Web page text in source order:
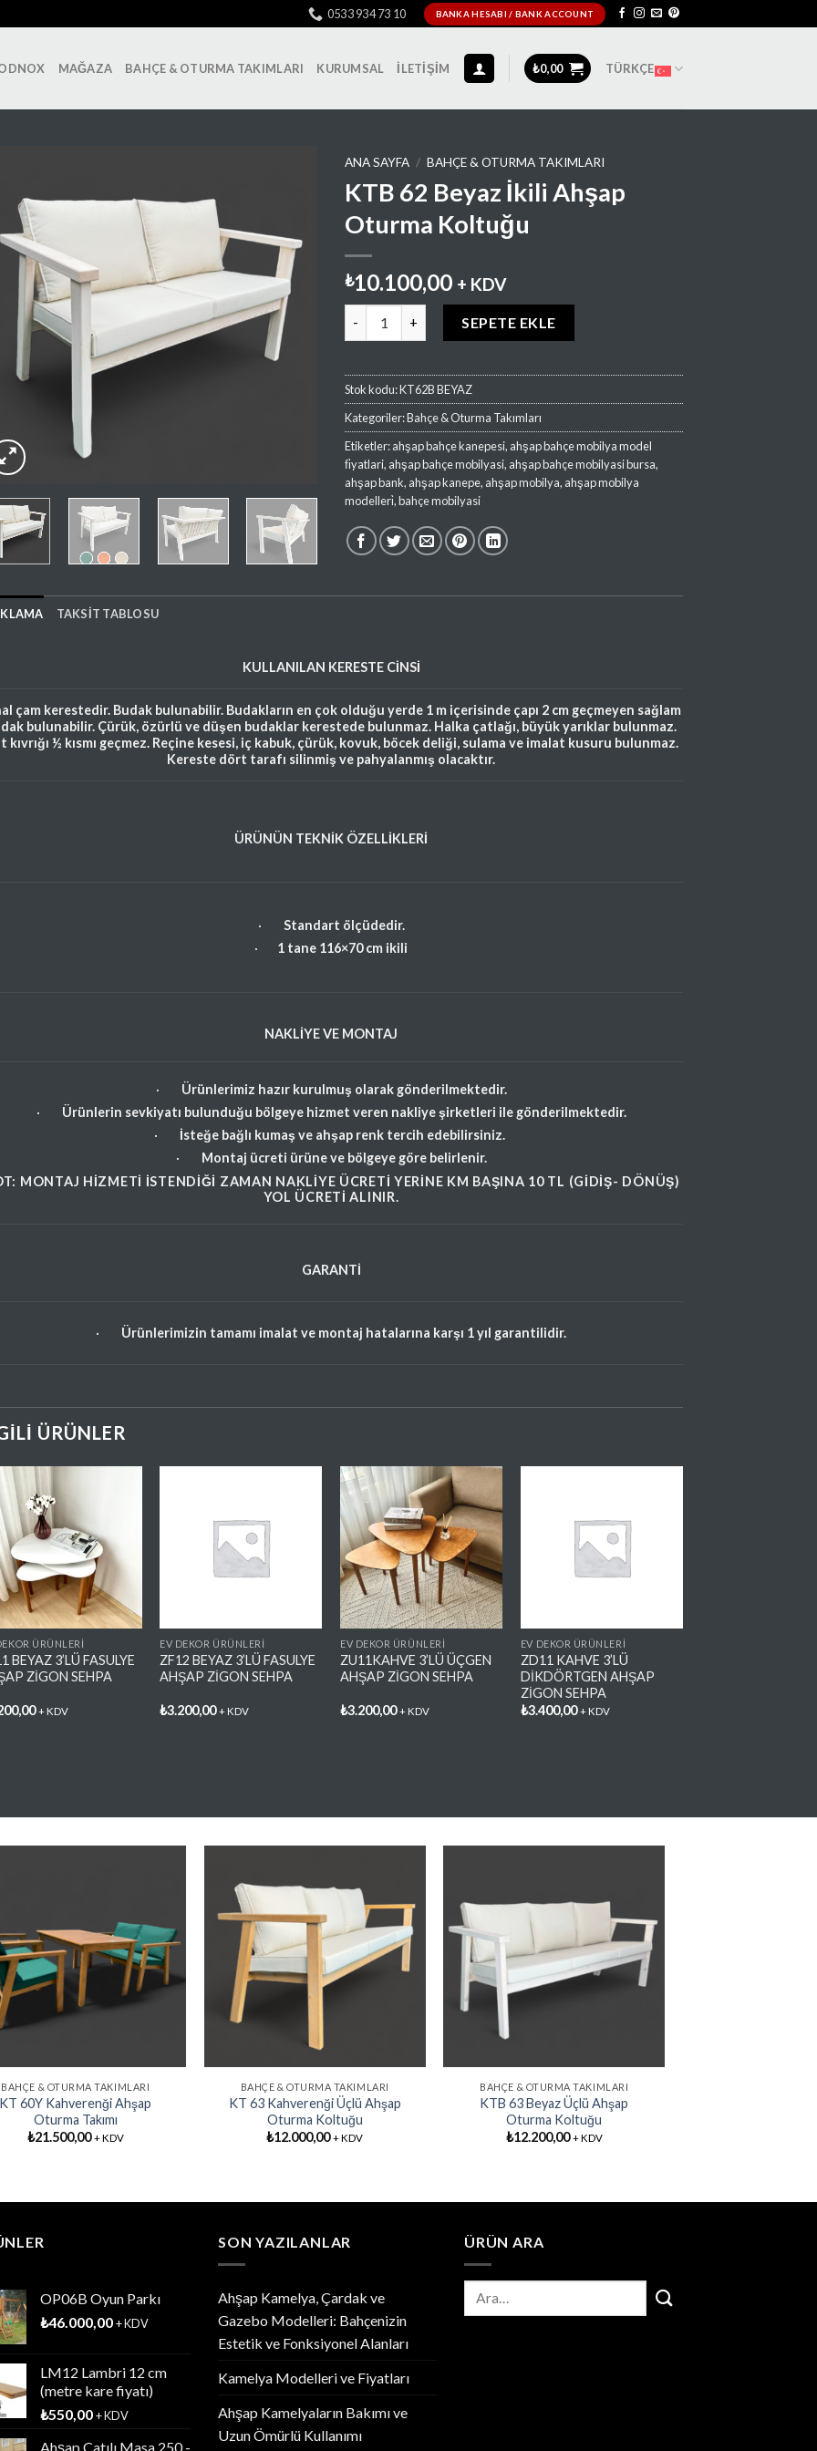
0533 934 73 10 BANKA HESABI / BANK ACCOUNT
MAĞAZA BAHÇE & OTURMA TAKIMLARI KURUMSAL İLETIŞIM ₺0,00 TÜRKÇE
Favorilere
Ekle
ANA SAYFA / BAHÇE & OTURMA TAKIMLARI
KTB 62 Beyaz İkili Ahşap
Oturma Koltuğu
₺10.100,00 + KDV
SEPETE EKLE
Stok kodu:KT62B BEYAZ
Kategoriler:Bahçe & Oturma Takımları
Etiketler:ahşap bahçe kanepesi, ahşap bahçe mobilya model
fi̇yatlari, ahşap bahçe mobilyasi, ahşap bahçe mobilyasi bursa,
ahşap bank, ahşap kanepe, ahşap mobilya, ahşap mobilya
modelleri̇,bahçe mobilyasi
TAKSIT TABLOSU
KULLANILAN KERESTE CİNSİ
çam kerestedir. Budak bulunabilir. Budakların en çok olduğu yerde 1 m içerisinde çapı 2 cm geçmeyen sağlam
bulunabilir. Çürük, özürlü ve düşen budaklar kerestede bulunmaz. Halka çatlağı, büyük yarıklar bulunmaz.
kıvrığı ½ kısmı geçmez. Reçine kesesi, iç kabuk, çürük, kovuk, böcek deliği, sulama ve imalat kusuru bulunmaz.
Kereste dört tarafı silinmiş ve pahyalanmış olacaktır.
ÜRÜNÜN TEKNİK ÖZELLİKLERİ
· Standart ölçüdedir.
· 1 tane 116×70 cm ikili
NAKLİYE VE MONTAJ
· Ürünlerimiz hazır kurulmuş olarak gönderilmektedir.
· Ürünlerin sevkiyatı bulunduğu bölgeye hizmet veren nakliye şirketleri ile gönderilmektedir.
· İsteğe bağlı kumaş ve ahşap renk tercih edebilirsiniz.
· Montaj ücreti ürüne ve bölgeye göre belirlenir.
MONTAJ HIZMETI ISTENDIĞI ZAMAN NAKLIYE ÜCRETI YERINE KM BAŞINA 10 TL (GIDIŞ- DÖNÜŞ)
YOL ÜCRETI ALINIR.
GARANTİ
· Ürünlerimizin tamamı imalat ve montaj hatalarına karşı 1 yıl garantilidir.
ÜRÜNLER
Favorilere
Ekle
ÜRÜNLERİ
BEYAZ 3’LÜ FASULYE
ZİGON SEHPA
+ KDV
Favorilere
EV DEKOR ÜRÜNLERİ
ZF12 BEYAZ 3’LÜ FASULYE
AHŞAP ZİGON SEHPA
₺3.200,00 + KDV
Favorilere
Ekle
EV DEKOR ÜRÜNLERİ
ZU11KAHVE 3’LÜ ÜÇGEN
AHŞAP ZİGON SEHPA
₺3.200,00 + KDV
Favorilere
EV DEKOR ÜRÜNLERİ
ZD11 KAHVE 3’LÜ
DİKDÖRTGEN AHŞAP
ZİGON SEHPA
₺3.400,00 + KDV
Favorilere
Ekle
BAHÇE & OTURMA TAKIMLARI
KT 60Y Kahverenği Ahşap
Oturma Takımı
₺21.500,00 + KDV
Favorilere
Ekle
BAHÇE & OTURMA TAKIMLARI
KT 63 Kahverenği Üçlü Ahşap
Oturma Koltuğu
₺12.000,00 + KDV
Favorilere
Ekle
BAHÇE & OTURMA TAKIMLARI
KTB 63 Beyaz Üçlü Ahşap
Oturma Koltuğu
₺12.200,00 + KDV
OP06B Oyun Parkı
₺46.000,00+ KDV
LM12 Lambri 12 cm
(metre kare fiyatı)
₺550,00+ KDV
Ahşap Çatılı Masa 250 -
SON YAZILANLAR
Ahşap Kamelya, Çardak ve
Gazebo Modelleri: Bahçenizin
Estetik ve Fonksiyonel Alanları
Kamelya Modelleri ve Fiyatları
Ahşap Kamelyaların Bakımı ve
Uzun Ömürlü Kullanımı
ÜRÜN ARA